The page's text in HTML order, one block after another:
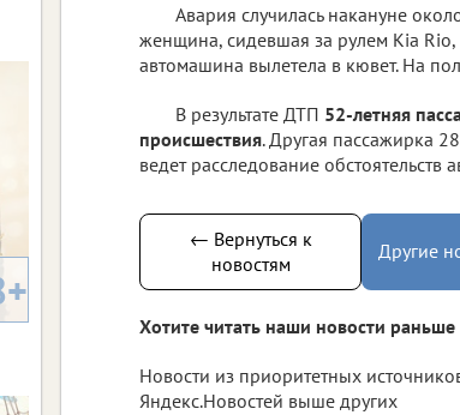
Авария случилась накануне
женщина, сидевшая за рулем Kia Rio,
автомашина вылетела в кювет. На
В результате ДТП 52-летняя
происшествия. Другая пассажирка
ведет расследование обстоятельств
← Вернуться к
новостям
Другие
Хотите читать наши новости раньше
Новости из приоритетных
Яндекс.Новостей выше других